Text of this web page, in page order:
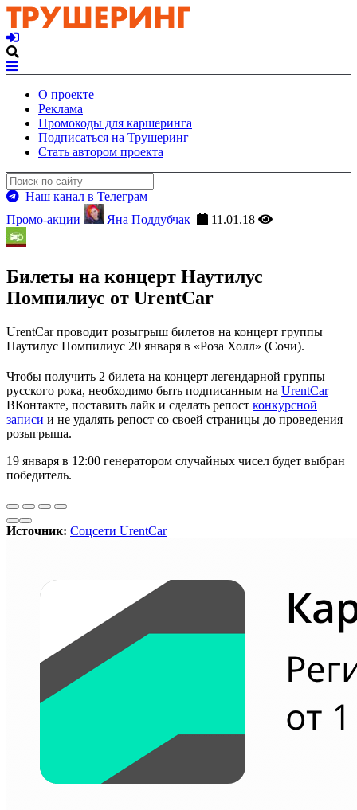
О проекте
Реклама
Промокоды для каршеринга
Подписаться на Трушеринг
Стать автором проекта
Наш канал в Телеграм
Промо-акции
Яна Поддубчак 11.01.18 —
Билеты на концерт Наутилус
Помпилиус от UrentCar
UrentCar проводит розыгрыш билетов на концерт группы
Наутилус Помпилиус 20 января в «Роза Холл» (Сочи).
Чтобы получить 2 билета на концерт легендарной группы
русского рока, необходимо быть подписанным на UrentCar
ВКонтакте, поставить лайк и сделать репост конкурсной
записи и не удалять репост со своей страницы до проведения
розыгрыша.
19 января в 12:00 генератором случайных чисел будет выбран
победитель.
Источник: Соцсети UrentCar